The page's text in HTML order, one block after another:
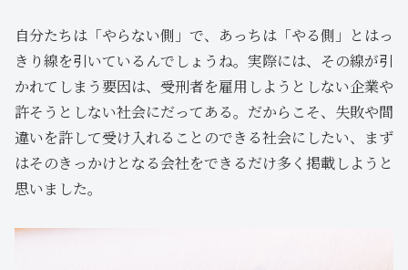
自分たちは「やらない側」で、あっちは「やる側」とはっ
きり線を引いているんでしょうね。実際には、その線が引
かれてしまう要因は、受刑者を雇用しようとしない企業や
許そうとしない社会にだってある。だからこそ、失敗や間
違いを許して受け入れることのできる社会にしたい、まず
はそのきっかけとなる会社をできるだけ多く掲載しようと
思いました。